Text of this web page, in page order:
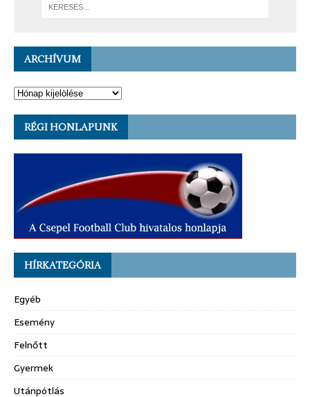
ARCHÍVUM
RÉGI HONLAPUNK
HÍRKATEGÓRIA
Egyéb
Esemény
Felnőtt
Gyermek
Utánpótlás